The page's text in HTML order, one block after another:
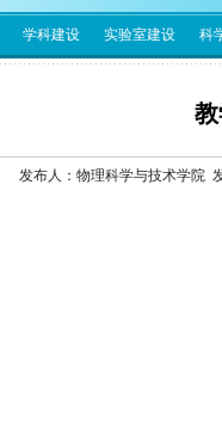
学科建设 实验室建设 科
发布人：物理科学与技术学院